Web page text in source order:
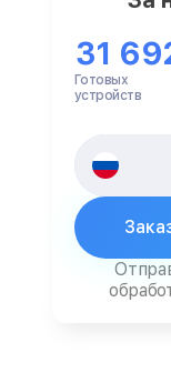
31
Готовых
устройств